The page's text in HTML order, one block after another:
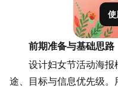
使
前期准备与基础思路
设计妇女节活动海报
途、目标与信息优先级。